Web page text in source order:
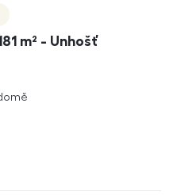
m² - Unhošť